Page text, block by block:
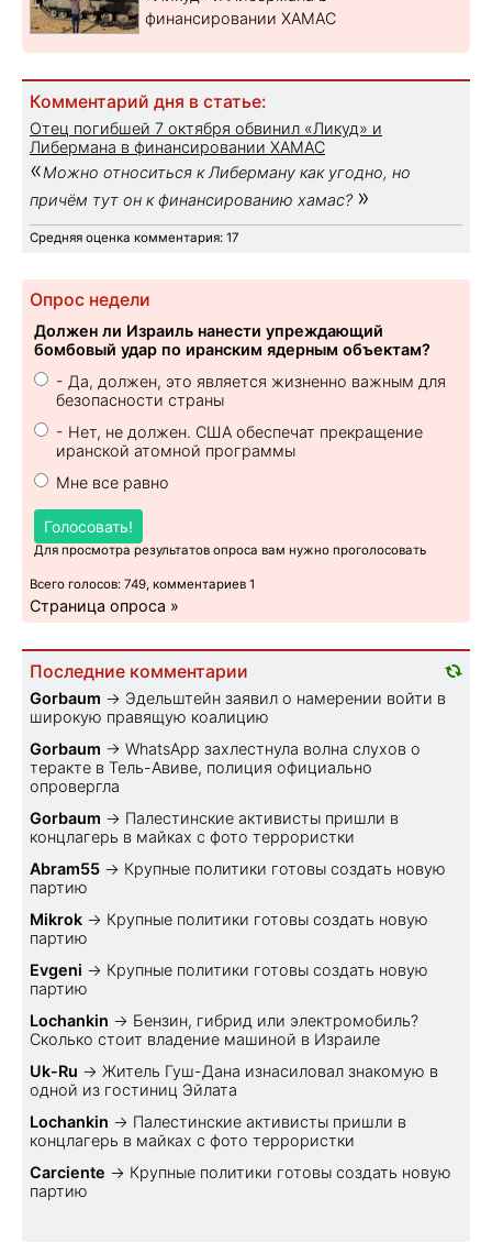
финансировании ХАМАС
Комментарий дня в статье:
Отец погибшей 7 октября обвинил «Ликуд» и
Либермана в финансировании ХАМАС
«Можно относиться к Либерману как угодно, но
причём тут он к финансированию хамас? »
Средняя оценка комментария: 17
Опрос недели
Должен ли Израиль нанести упреждающий
бомбовый удар по иранским ядерным объектам?
- Да, должен, это является жизненно важным для
безопасности страны
- Нет, не должен. США обеспечат прекращение
иранской атомной программы
Мне все равно
Голосовать!
Для просмотра результатов опроса вам нужно проголосовать
Всего голосов: 749, комментариев 1
Страница опроса »
Последние комментарии
Gorbaum → Эдельштейн заявил о намерении войти в
широкую правящую коалицию
Gorbaum → WhatsApp захлестнула волна слухов о
теракте в Тель-Авиве, полиция официально
опровергла
Gorbaum → Палестинские активисты пришли в
концлагерь в майках с фото террористки
Abram55 → Крупные политики готовы создать новую
партию
Mikrok → Крупные политики готовы создать новую
партию
Evgeni → Крупные политики готовы создать новую
партию
Lochankin → Бензин, гибрид или электромобиль?
Cколько стоит владение машиной в Израиле
Uk-Ru → Житель Гуш-Дана изнасиловал знакомую в
одной из гостиниц Эйлата
Lochankin → Палестинские активисты пришли в
концлагерь в майках с фото террористки
Carciente → Крупные политики готовы создать новую
партию